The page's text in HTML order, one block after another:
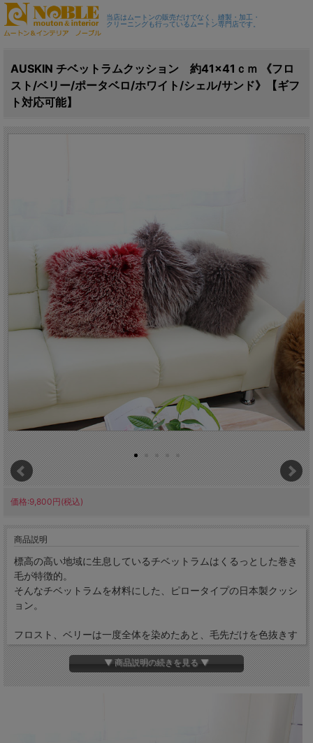
当店はムートンの販売だけでなく、縫製・加工・
クリーニングも行っているムートン専門店です。
AUSKIN チベットラムクッション 約41×41ｃｍ 《フロ
スト/ベリー/ポータベロ/ホワイト/シェル/サンド》【ギフ
ト対応可能】
価格:9,800円(税込)
商品説明
標高の高い地域に生息しているチベットラムはくるっとした巻き
毛が特徴的。
そんなチベットラムを材料にした、ピロータイプの日本製クッシ
ョン。
フロスト、ベリーは一度全体を染めたあと、毛先だけを色抜きす
るという複雑な 染色により、パウダースノーをイメージさせる
繊細かつ幻想的なカラーになりま した。
ポータベロはシックなブラウン系で、単色の中では一番人気。
▼ 商品説明の続きを見る ▼